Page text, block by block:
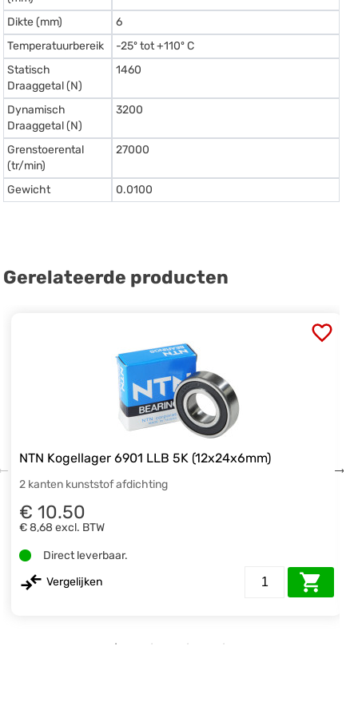
Dikte (mm)
6
Temperatuurbereik
-25º tot +110º C
Statisch
Draaggetal (N)
1460
Dynamisch
Draaggetal (N)
3200
Grenstoerental
(tr/min)
27000
Gewicht 0.0100
Gerelateerde producten
NTN Kogellager 6901 LLB 5K (12x24x6mm)
2 kanten kunststof afdichting
€ 10.50
€ 8,68 excl. BTW
Direct leverbaar.
Vergelijken